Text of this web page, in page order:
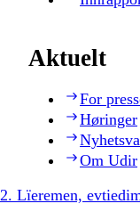
Aktuelt
For
Høringer
Om Udir
2. Lïeremen,